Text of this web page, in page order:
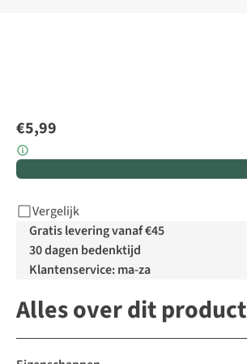
€5,99
Vergelijk
Gratis levering vanaf €45
30 dagen bedenktijd
Klantenservice: ma-za
Alles over dit product